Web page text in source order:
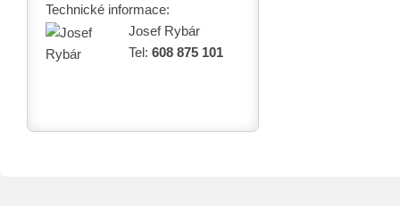
Technické informace:
Josef Rybár
Tel: 608 875 101